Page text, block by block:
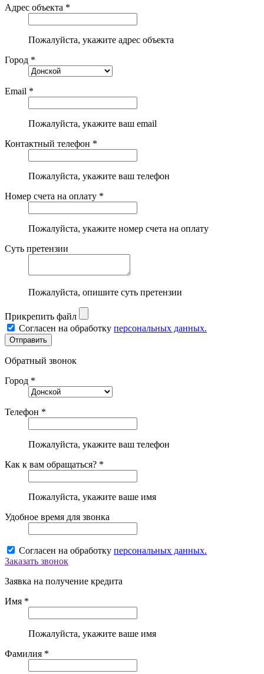
Адрес объекта *
Пожалуйста, укажите адрес объекта
Город *
Email *
Пожалуйста, укажите ваш email
Контактный телефон *
Пожалуйста, укажите ваш телефон
Номер счета на оплату *
Пожалуйста, укажите номер счета на оплату
Суть претензии
Пожалуйста, опишите суть претензии
Прикрепить файл
Согласен на обработку персональных данных.
Обратный звонок
Город *
Телефон *
Пожалуйста, укажите ваш телефон
Как к вам обращаться? *
Пожалуйста, укажите ваше имя
Удобное время для звонка
Согласен на обработку персональных данных.
Заказать звонок
Заявка на получение кредита
Имя *
Пожалуйста, укажите ваше имя
Фамилия *